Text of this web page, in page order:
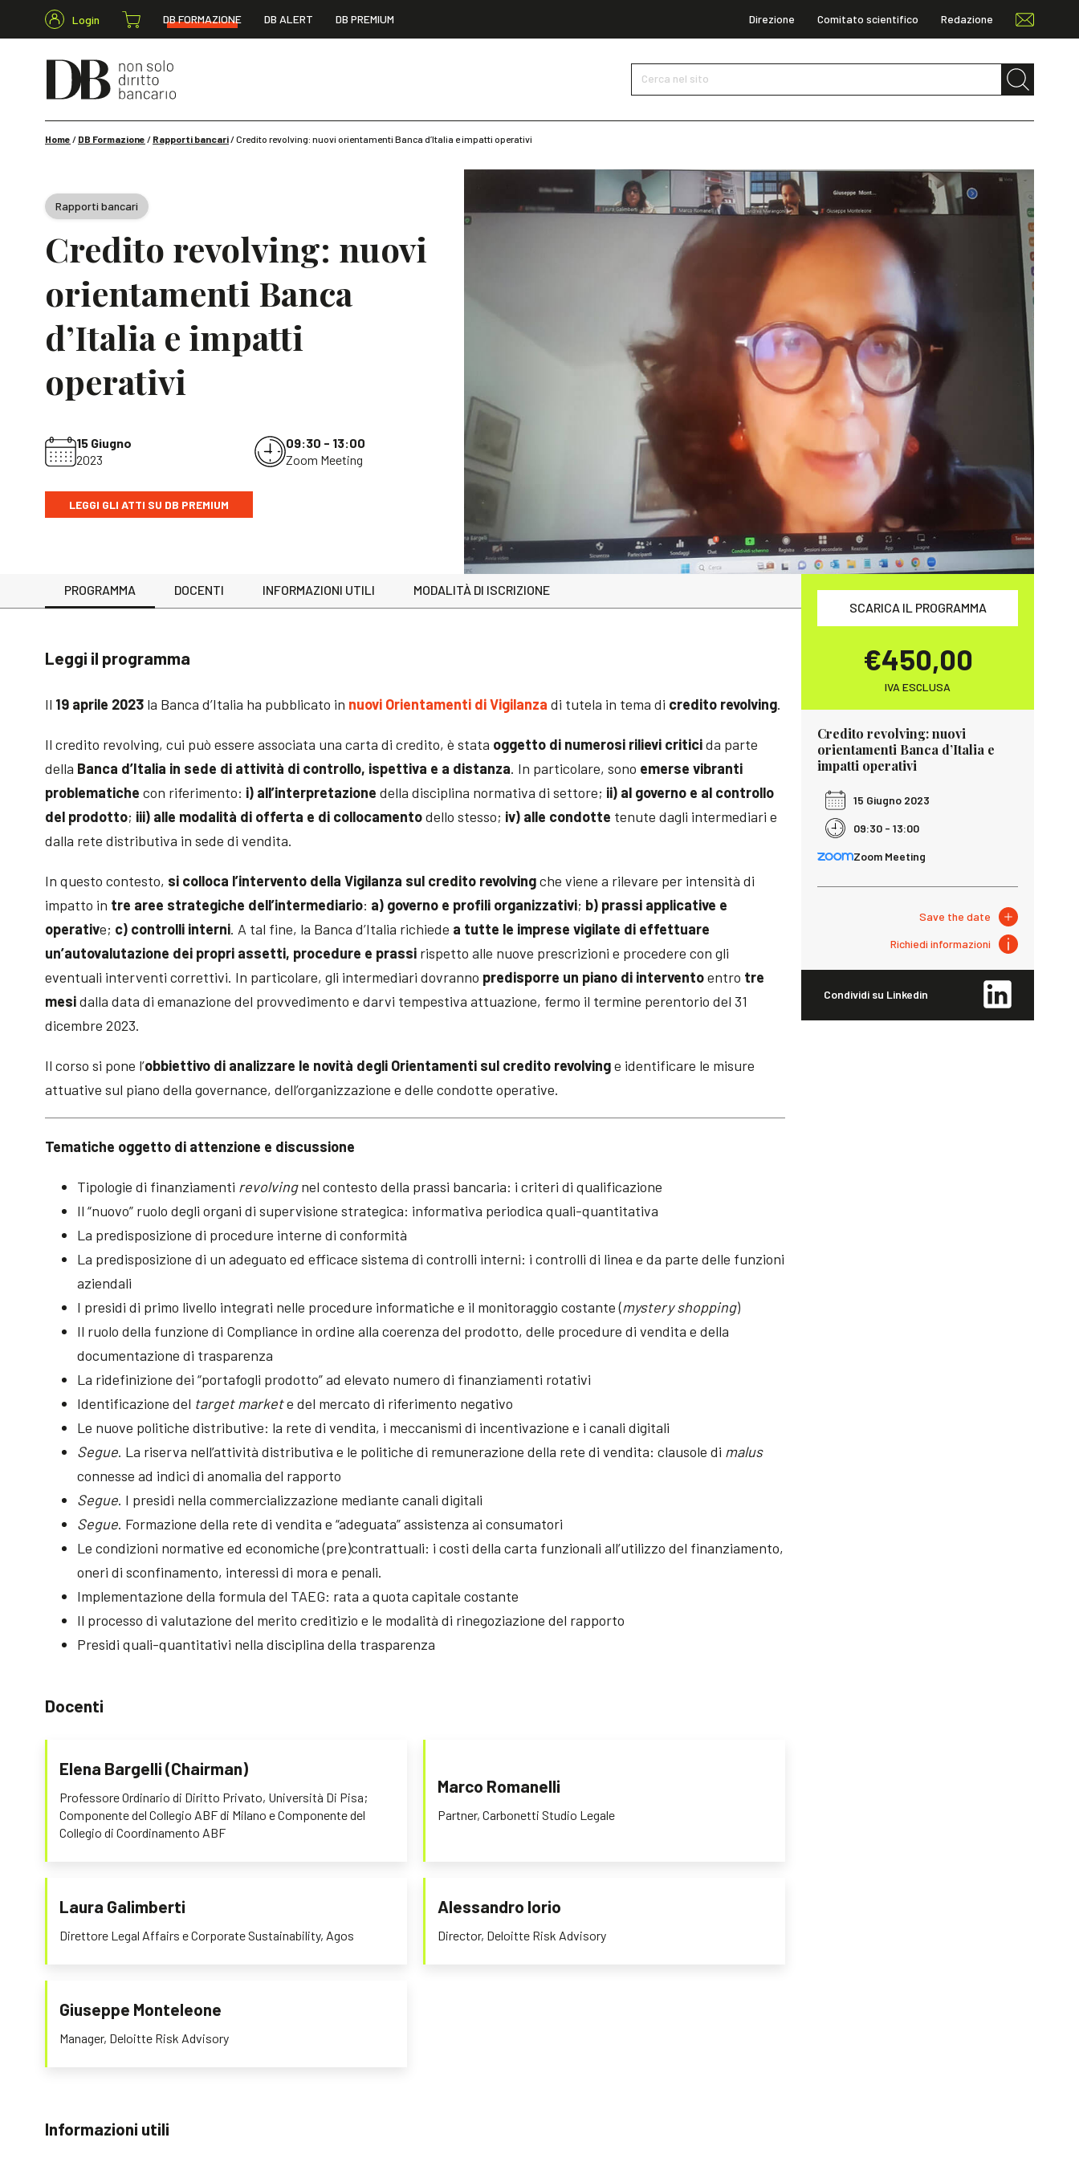
Login DB FORMAZIONE DB ALERT DB PREMIUM Direzione Comitato scientifico Redazione
Cerca nel sito
Home / DB Formazione / Rapporti bancari/Credito revolving: nuovi orientamenti Banca d’Italia e impatti operativi
Rapporti bancari
Credito revolving: nuovi
orientamenti Banca
d’Italia e impatti
operativi
15 Giugno
2023
09:30 - 13:00
Zoom Meeting
LEGGI GLI ATTI SU DB PREMIUM
PROGRAMMA DOCENTI INFORMAZIONI UTILI
MODALITÀ DI ISCRIZIONE
SCARICA IL PROGRAMMA
€450,00
IVA ESCLUSA
Credito revolving: nuovi
orientamenti Banca d’Italia e
impatti operativi
15 Giugno 2023
09:30 - 13:00
Zoom Meeting
Save the date
Richiedi informazioni
Condividi su Linkedin
Leggi il programma
Il 19 aprile 2023 la Banca d’Italia ha pubblicato in nuovi Orientamenti di Vigilanza di tutela in tema di credito revolving.
Il credito revolving, cui può essere associata una carta di credito, è stata oggetto di numerosi rilievi criticida parte
della Banca d’Italia in sede di attività di controllo, ispettiva e a distanza. In particolare, sono emerse vibranti
problematiche con riferimento: i) all’interpretazione della disciplina normativa di settore; ii) al governo e al controllo
del prodotto; iii) alle modalità di offerta e di collocamentodello stesso; iv) alle condotte tenute dagli intermediari e
dalla rete distributiva in sede di vendita.
In questo contesto, si colloca l’intervento della Vigilanza sul credito revolvingche viene a rilevare per intensità di
impatto in tre aree strategiche dell’intermediario: a) governo e profili organizzativi; b) prassi applicative e
operative; c) controlli interni. A tal fine, la Banca d’Italia richiede a tutte le imprese vigilate di effettuare
un’autovalutazione dei propri assetti, procedure e prassi rispetto alle nuove prescrizioni e procedere con gli
eventuali interventi correttivi. In particolare, gli intermediari dovranno predisporre un piano di interventoentro tre
mesidalla data di emanazione del provvedimento e darvi tempestiva attuazione, fermo il termine perentorio del 31
dicembre 2023.
Il corso si pone l’obbiettivo di analizzare le novità degli Orientamenti sul credito revolvinge identificare le misure
attuative sul piano della governance, dell’organizzazione e delle condotte operative.
Tematiche oggetto di attenzione e discussione
Tipologie di finanziamenti revolvingnel contesto della prassi bancaria: i criteri di qualificazione
Il “nuovo” ruolo degli organi di supervisione strategica: informativa periodica quali-quantitativa
La predisposizione di procedure interne di conformità
La predisposizione di un adeguato ed efficace sistema di controlli interni: i controlli di linea e da parte delle funzioni
aziendali
I presidi di primo livello integrati nelle procedure informatiche e il monitoraggio costante (mystery shopping)
Il ruolo della funzione di Compliance in ordine alla coerenza del prodotto, delle procedure di vendita e della
documentazione di trasparenza
La ridefinizione dei “portafogli prodotto” ad elevato numero di finanziamenti rotativi
Identificazione del target markete del mercato di riferimento negativo
Le nuove politiche distributive: la rete di vendita, i meccanismi di incentivazione e i canali digitali
Segue. La riserva nell’attività distributiva e le politiche di remunerazione della rete di vendita: clausole di malus
connesse ad indici di anomalia del rapporto
Segue. I presidi nella commercializzazione mediante canali digitali
Segue. Formazione della rete di vendita e “adeguata” assistenza ai consumatori
Le condizioni normative ed economiche (pre)contrattuali: i costi della carta funzionali all’utilizzo del finanziamento,
oneri di sconfinamento, interessi di mora e penali.
Implementazione della formula del TAEG: rata a quota capitale costante
Il processo di valutazione del merito creditizio e le modalità di rinegoziazione del rapporto
Presidi quali-quantitativi nella disciplina della trasparenza
Docenti
Elena Bargelli (Chairman)
Professore Ordinario di Diritto Privato, Università Di Pisa;
Componente del Collegio ABF di Milano e Componente del
Collegio di Coordinamento ABF
Marco Romanelli
Partner, Carbonetti Studio Legale
Laura Galimberti
Direttore Legal Affairs e Corporate Sustainability, Agos
Alessandro Iorio
Director, Deloitte Risk Advisory
Giuseppe Monteleone
Manager, Deloitte Risk Advisory
Informazioni utili